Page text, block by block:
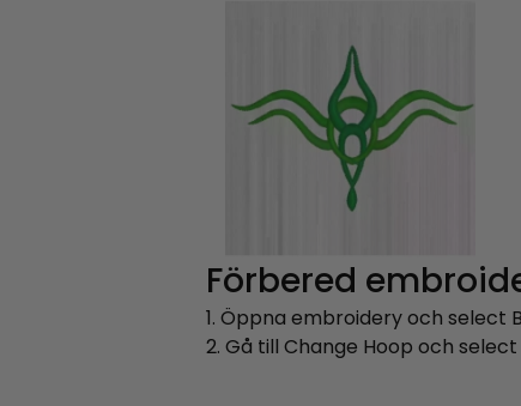
Förbered
1. Öppna embroidery och select
2. Gå till Change Hoop och